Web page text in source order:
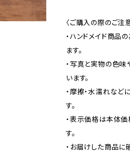
〈ご購入の際のご注
・ハンドメイド商品
ます。
・写真と実物の色味
います。
・摩擦・水濡れなど
す。
・表示価格は本体価
す。
・お届けした商品